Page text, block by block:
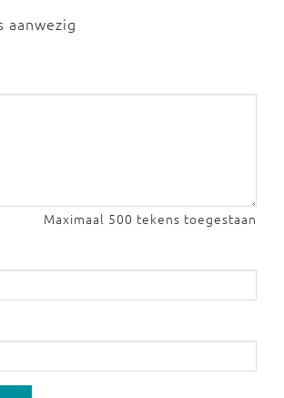
aanwezig
Maximaal 500 tekens toegestaan